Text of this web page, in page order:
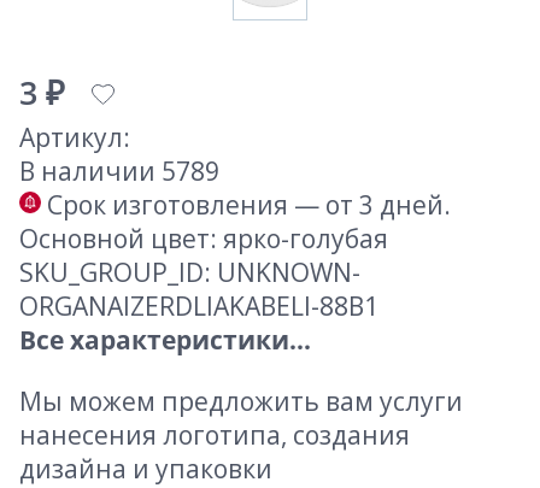
3 ₽
Артикул:
В наличии 5789
Срок изготовления — от 3 дней.
Основной цвет: ярко-голубая
SKU_GROUP_ID: UNKNOWN-
ORGANAIZERDLIAKABELI-88B1
Все характеристики...
Мы можем предложить вам услуги
нанесения логотипа, создания
дизайна и упаковки